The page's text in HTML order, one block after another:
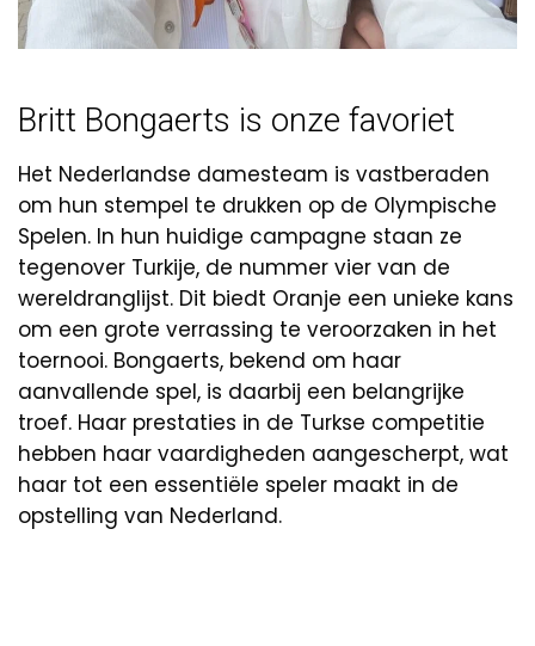
Britt Bongaerts is onze favoriet
Het Nederlandse damesteam is vastberaden
om hun stempel te drukken op de Olympische
Spelen. In hun huidige campagne staan ze
tegenover Turkije, de nummer vier van de
wereldranglijst. Dit biedt Oranje een unieke kans
om een grote verrassing te veroorzaken in het
toernooi. Bongaerts, bekend om haar
aanvallende spel, is daarbij een belangrijke
troef. Haar prestaties in de Turkse competitie
hebben haar vaardigheden aangescherpt, wat
haar tot een essentiële speler maakt in de
opstelling van Nederland.